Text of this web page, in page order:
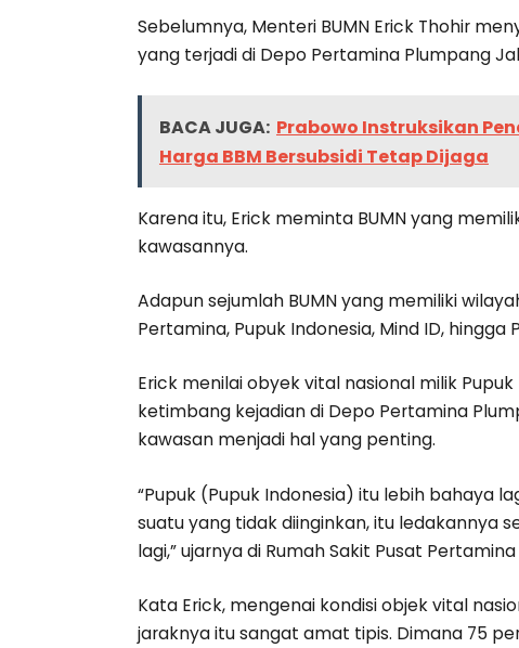
Sebelumnya, Menteri BUMN Erick Thohir
yang terjadi di Depo Pertamina Plumpang
BACA JUGA: Prabowo Instruksikan
Harga BBM Bersubsidi Tetap Dijaga
Karena itu, Erick meminta BUMN yang
kawasannya.
Adapun sejumlah BUMN yang memiliki
Pertamina, Pupuk Indonesia, Mind ID, hingga
Erick menilai obyek vital nasional milik
ketimbang kejadian di Depo Pertamina
kawasan menjadi hal yang penting.
“Pupuk (Pupuk Indonesia) itu lebih bahaya
suatu yang tidak diinginkan, itu ledakannya
lagi,” ujarnya di Rumah Sakit Pusat
Kata Erick, mengenai kondisi objek vital
jaraknya itu sangat amat tipis. Dimana 75